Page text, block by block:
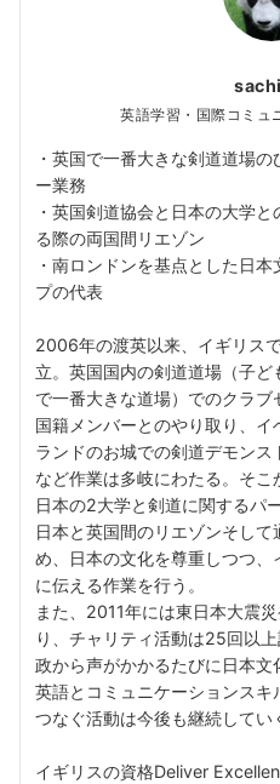
英語学習・国際コミュ
・英国で一番大きな剣道道場
ー業務
・英国剣道協会と日本の大学
る際の両国間リエゾン
・南ロンドンを基点とした日
プの代表
2006年の渡英以来、イギリス
立。英国国内の剣道道場（子
で一番大きな道場）でのクラ
国籍メンバーとのやり取り、
ランドのお城での剣道デモン
など作業は多岐にわたる。そ
日本の2大学と剣道に関するパ
日本と英国間のリエゾンそし
め、日本の文化を尊重しつつ
に伝える作業を行う。
また、2011年には東日本大震
り、チャリティ活動は25回以
政から声がかかるたびに日本文
英語とコミュニケーションス
つなぐ活動は今後も継続してい
イギリスの資格Deliver